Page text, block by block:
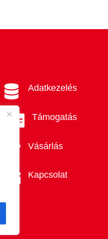
 Adatkezelés
 Támogatás
 Vásárlás
 Kapcsolat